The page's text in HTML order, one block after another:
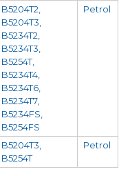
B5204T2,
B5204T3,
B5234T2,
B5234T3,
B5254T,
B5234T4,
B5234T6,
B5234T7,
B5234FS,
B5254FS
Petrol
B5204T3,
B5254T
Petrol